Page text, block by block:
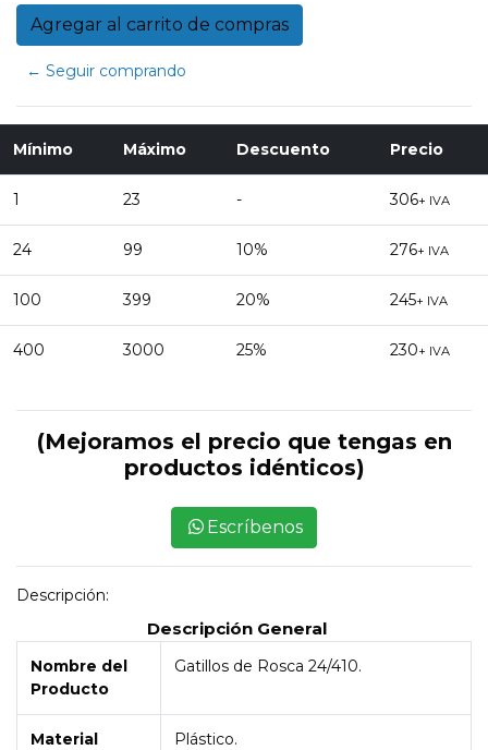
← Seguir comprando
Mínimo Máximo Descuento Precio
1 23 - 306+ IVA
24 99 10% 276+ IVA
100 399 20% 245+ IVA
400 3000 25% 230+ IVA
(Mejoramos el precio que tengas en
productos idénticos)
Escríbenos
Descripción:
Descripción General
Nombre del
Producto
Gatillos de Rosca 24/410.
Material Plástico.